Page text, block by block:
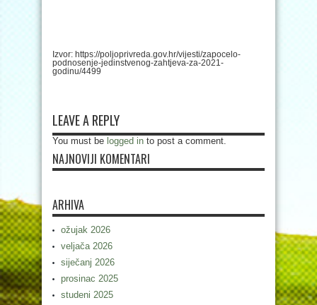
Izvor: https://poljoprivreda.gov.hr/vijesti/zapocelo-
podnosenje-jedinstvenog-zahtjeva-za-2021-
godinu/4499
LEAVE A REPLY
You must be logged in to post a comment.
NAJNOVIJI KOMENTARI
ARHIVA
ožujak 2026
veljača 2026
siječanj 2026
prosinac 2025
studeni 2025